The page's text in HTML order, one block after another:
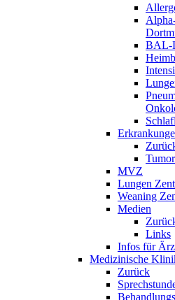
BAL-
MVZ
Lungen
Weaning
Medien
Links
Infos für
Medizinische
Zurück